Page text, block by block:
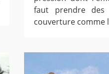
faut prendre des
couverture comme